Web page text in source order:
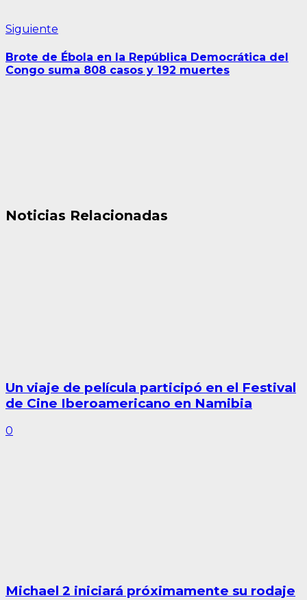
Siguiente
Brote de Ébola en la República Democrática del
Congo suma 808 casos y 192 muertes
Noticias Relacionadas
Un viaje de película participó en el Festival
de Cine Iberoamericano en Namibia
0
Michael 2 iniciará próximamente su rodaje